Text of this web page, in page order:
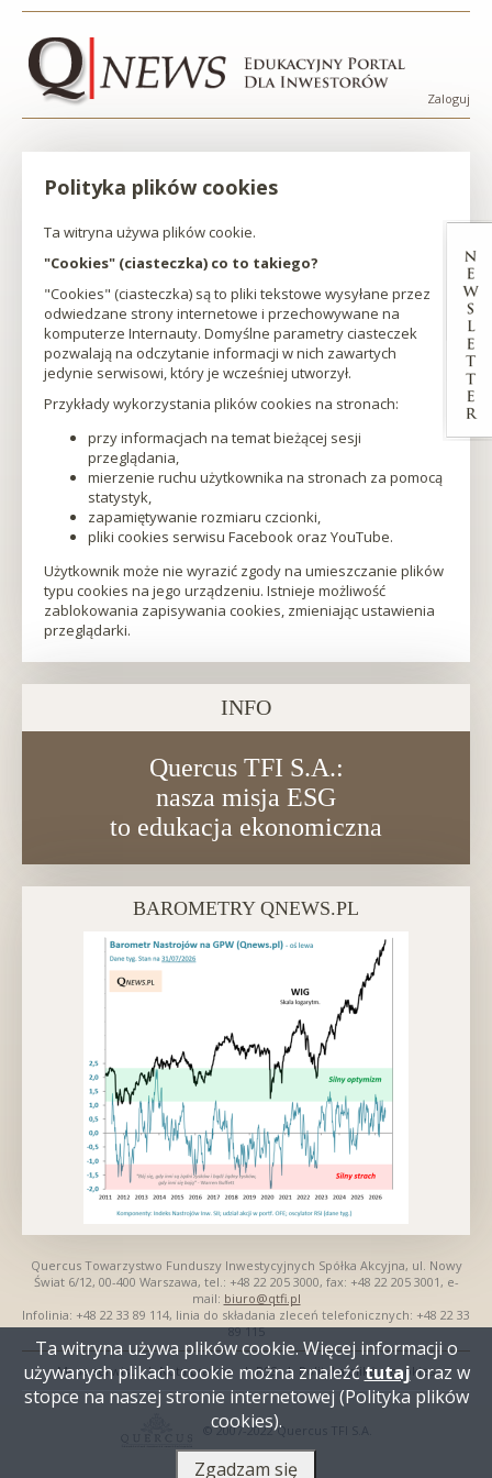
Polityka
plików
cookies
Qnews
Edukacyjny
Portal
Inwestorów
menu
treści
wyszukiwarki
stopki
Menu
Zaloguj
Polityka plików cookies
Ta witryna używa plików cookie.
"Cookies" (ciasteczka) co to takiego?
"Cookies" (ciasteczka) są to pliki tekstowe wysyłane przez
odwiedzane strony internetowe i przechowywane na
komputerze Internauty. Domyślne parametry ciasteczek
pozwalają na odczytanie informacji w nich zawartych
jedynie serwisowi, który je wcześniej utworzył.
Przykłady wykorzystania plików cookies na stronach:
przy informacjach na temat bieżącej sesji
przeglądania,
mierzenie ruchu użytkownika na stronach za pomocą
statystyk,
zapamiętywanie rozmiaru czcionki,
pliki cookies serwisu Facebook oraz YouTube.
Użytkownik może nie wyrazić zgody na umieszczanie plików
typu cookies na jego urządzeniu. Istnieje możliwość
zablokowania zapisywania cookies, zmieniając ustawienia
przeglądarki.
INFO
Quercus TFI S.A.:
nasza misja ESG
to edukacja ekonomiczna
BAROMETRY QNEWS.PL
Quercus Towarzystwo Funduszy Inwestycyjnych Spółka Akcyjna, ul. Nowy
Świat 6/12, 00-400 Warszawa, tel.: +48 22 205 3000, fax: +48 22 205 3001, e-
mail: biuro@qtfi.pl
Infolinia: +48 22 33 89 114, linia do składania zleceń telefonicznych: +48 22 33
89 115
Nawigacja
dolna
Mapa serwisu Nota prawna RSS Polityka plików cookies
© 2007-2022 Quercus TFI S.A.
Wykonanie:VOBACOM
Ta witryna używa plików cookie. Więcej informacji o
używanych plikach cookie można znaleźćtutajoraz w
stopce na naszej stronie internetowej (Polityka plików
cookies).
Zgadzam się